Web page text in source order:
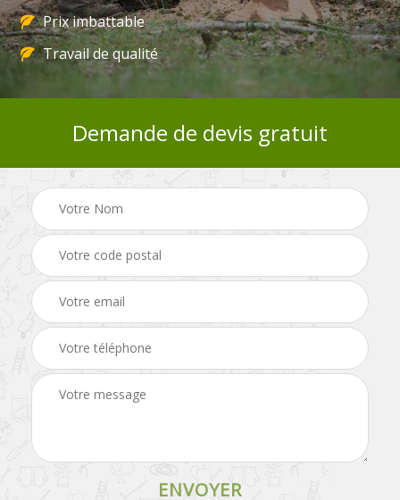
Prix imbattable
Travail de qualité
Demande de devis gratuit